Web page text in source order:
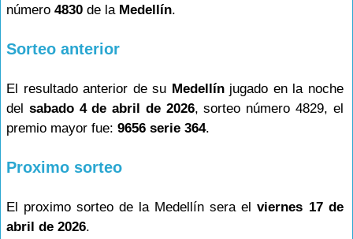
número 4830 de la Medellín.
Sorteo anterior
El resultado anterior de su Medellínjugado en la noche
del sabado 4 de abril de 2026, sorteo número 4829, el
premio mayor fue: 9656 serie 364.
Proximo sorteo
El proximo sorteo de la Medellín sera elviernes 17 de
abril de 2026.